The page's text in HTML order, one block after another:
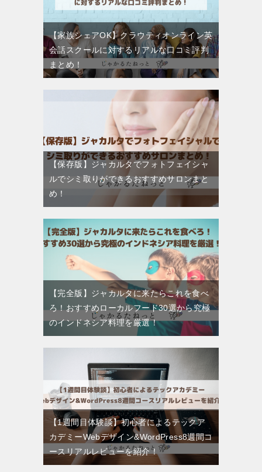
【家族シェアOK】クラウティオンライン英
会話スクールに対するリアルな口コミ評判
まとめ！
【保存版】ジャカルタでフォトフェイシャ
ルでシミ取りができるおすすめサロンまと
め！
【完全版】ジャカルタに来たらこれを食べ
ろ！おすすめローカルフード30選から究極
のインドネシア料理を厳選！
【1週間目体験談】初心者によるテックア
カデミーWebデザイン&WordPress8週間コ
ースリアルレビューを紹介！